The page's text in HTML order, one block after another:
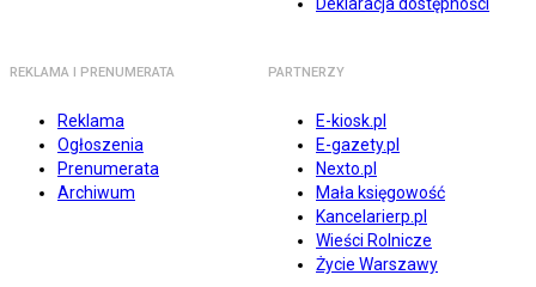
REKLAMA I PRENUMERATA
Reklama
Ogłoszenia
Prenumerata
Archiwum
PARTNERZY
E-kiosk.pl
E-gazety.pl
Nexto.pl
Mała księgowość
Kancelarierp.pl
Wieści Rolnicze
Życie Warszawy